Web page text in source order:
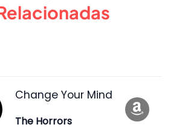
Change Your Mind
The Horrors